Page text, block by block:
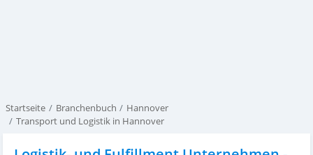
Startseite Branchenbuch
Hannover
Transport und Logistik in Hannover